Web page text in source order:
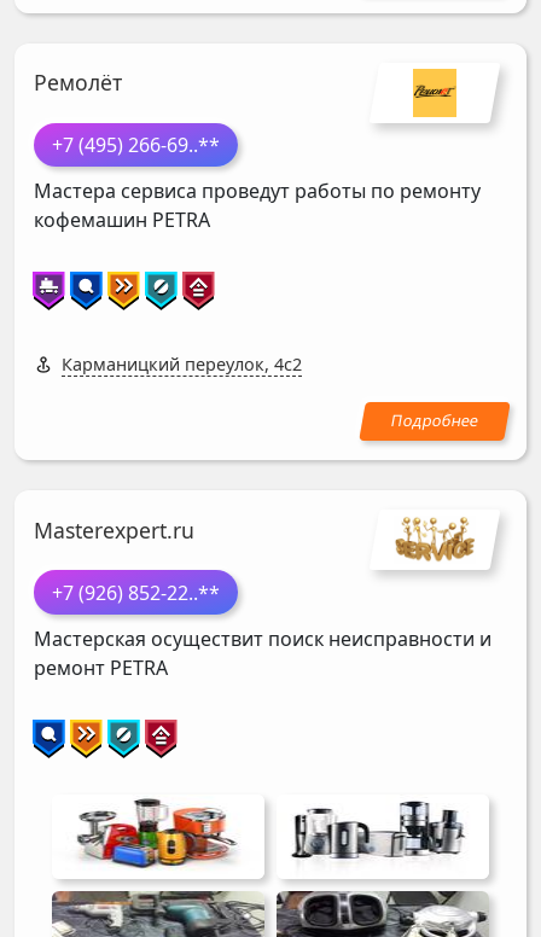
Ремолёт
+7 (495) 266-69..**
Мастера сервиса проведут работы по ремонту
кофемашин PETRA
Карманицкий переулок, 4с2
Masterexpert.ru
+7 (926) 852-22..**
Мастерская осуществит поиск неисправности и
ремонт PETRA